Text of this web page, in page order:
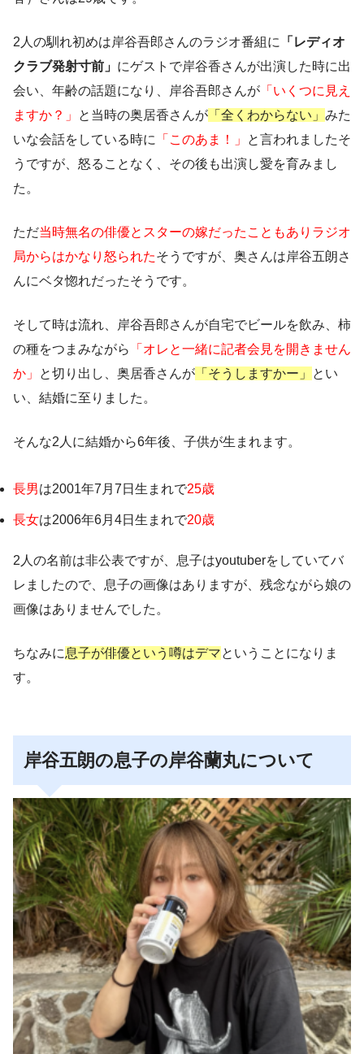
2人の馴れ初めは岸谷吾郎さんのラジオ番組に
「レディオ
クラブ発射寸前」 にゲストで岸谷香さんが出演した時に出
会い、年齢の話題になり、岸谷吾郎さんが 「いくつに見え
ますか？」
と当時の奥居香さんが 「全くわからない」 みた
いな会話をしている時に
「このあま！」
と言われましたそ
うですが、怒ることなく、その後も出演し愛を育みまし
た。
ただ当時無名の俳優とスターの嫁だったこともありラジオ
局からはかなり怒られたそうですが、奥さんは岸谷五朗さ
んにベタ惚れだったそうです。
そして時は流れ、岸谷吾郎さんが自宅でビールを飲み、柿
の種をつまみながら
「オレと一緒に記者会見を開きません
か」
と切り出し、奥居香さんが 「そうしますかー」
とい
い、結婚に至りました。
そんな2人に結婚から6年後、子供が生まれます。
長男は2001年7月7日生まれで25歳
長女は2006年6月4日生まれで20歳
2人の名前は非公表ですが、息子はyoutuberをしていてバ
レましたので、息子の画像はありますが、残念ながら娘の
画像はありませんでした。
ちなみに息子が俳優という噂はデマということになりま
す。
岸谷五朗の息子の岸谷蘭丸について